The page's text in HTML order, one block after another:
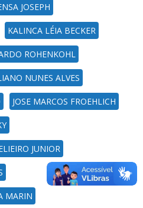
JOSEPH
KALINCA LÉIA BECKER
ROHENKOHL
NUNES ALVES
JOSE MARCOS FROEHLICH
JUNIOR
MARIN